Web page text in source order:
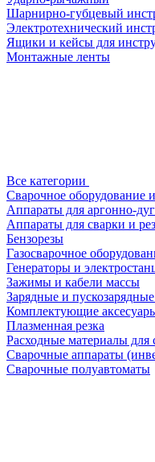
Шарнирно-губцевый
Электротехнический
Ящики и кейсы для
Монтажные ленты
Все категории
Сварочное оборудование
Аппараты для аргонно-
Аппараты для сварки и
Бензорезы
Газосварочное
Генераторы и
Зажимы и кабели массы
Зарядные и
Комплектующие
Плазменная резка
Расходные материалы для
Сварочные аппараты
Сварочные полуавтоматы